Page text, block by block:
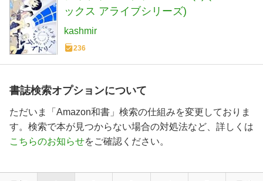
ックス アライブシリーズ)
kashmir
236
書誌検索オプションについて
ただいま「Amazon和書」検索の仕組みを変更しておりま
す。検索で本が見つからない場合の対処法など、詳しくは
こちらのお知らせをご確認ください。